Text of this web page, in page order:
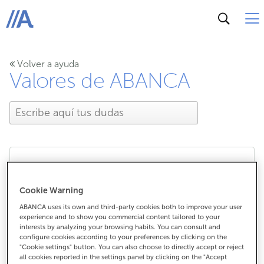
ABANCA
Volver a ayuda
Valores de ABANCA
¿Cómo puedo contactar
con ABANCA?
¿Cómo puedo contactar con ABANCA?
Cookie Warning
ABANCA uses its own and third-party cookies both to improve your user
experience and to show you commercial content tailored to your
interests by analyzing your browsing habits. You can consult and
configure cookies according to your preferences by clicking on the
"Cookie settings" button. You can also choose to directly accept or reject
all cookies reported in the settings panel by clicking on the "Accept